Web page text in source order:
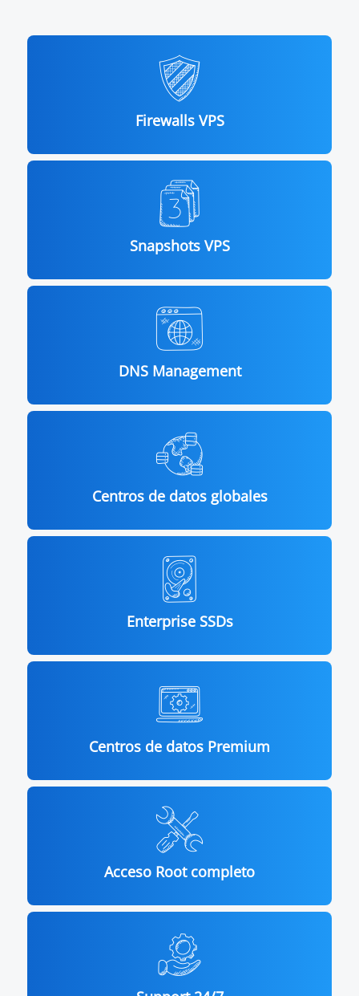
Firewalls VPS
Snapshots VPS
DNS Management
Centros de datos globales
Enterprise SSDs
Centros de datos Premium
Acceso Root completo